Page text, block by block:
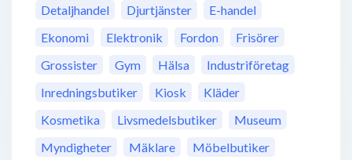
Detaljhandel
Djurtjänster
E-handel
Ekonomi
Elektronik Fordon
Frisörer
Grossister
Gym Hälsa
Industriföretag
Inredningsbutiker
Kiosk
Kläder
Kosmetika
Livsmedelsbutiker
Museum
Myndigheter
Mäklare
Möbelbutiker